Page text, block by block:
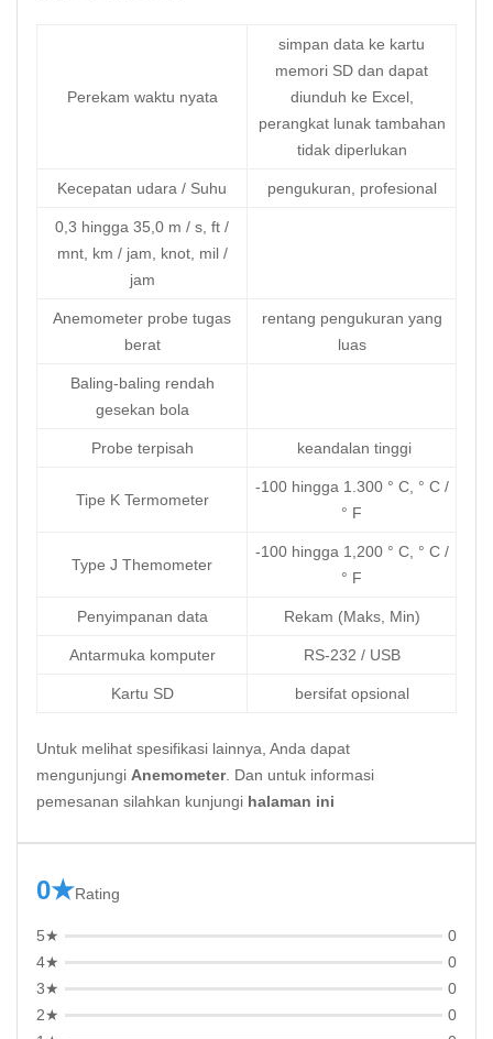
Perekam waktu nyata
simpan data ke kartu
memori SD dan dapat
diunduh ke Excel,
perangkat lunak tambahan
tidak diperlukan
Kecepatan udara / Suhu pengukuran, profesional
0,3 hingga 35,0 m / s, ft /
mnt, km / jam, knot, mil /
jam
Anemometer probe tugas
berat
rentang pengukuran yang
luas
Baling-baling rendah
gesekan bola
Probe terpisah keandalan tinggi
Tipe K Termometer
-100 hingga 1.300 ° C, ° C /
° F
Type J Themometer
-100 hingga 1,200 ° C, ° C /
° F
Penyimpanan data Rekam (Maks, Min)
Antarmuka komputer RS-232 / USB
Kartu SD bersifat opsional
Untuk melihat spesifikasi lainnya, Anda dapat
mengunjungi Anemometer. Dan untuk informasi
pemesanan silahkan kunjungi halaman ini
0★Rating
5★
0
4★
0
3★
0
2★
0